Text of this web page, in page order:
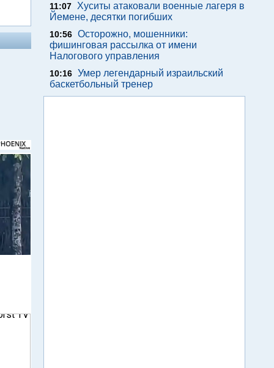
11:07
Хуситы атаковали военные лагеря в
Йемене, десятки погибших
10:56 Осторожно, мошенники:
фишинговая рассылка от имени
Налогового управления
10:16 Умер легендарный израильский
баскетбольный тренер